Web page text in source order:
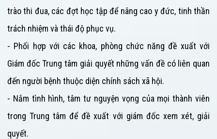
trào thi đua, các đợt học tập để nâng cao y đức, tinh thần
trách nhiệm và thái độ phục vụ.
- Phối hợp với các khoa, phòng chức năng đề xuất với
Giám đốcTrung tâm giải quyết những vấn đề có liên quan
đến người bệnh thuộc diện chính sách xã hội.
- Nắm tình hình, tâm tư nguyện vọng của mọi thành viên
trongTrung tâm để đề xuất với giám đốc xem xét, giải
quyết.